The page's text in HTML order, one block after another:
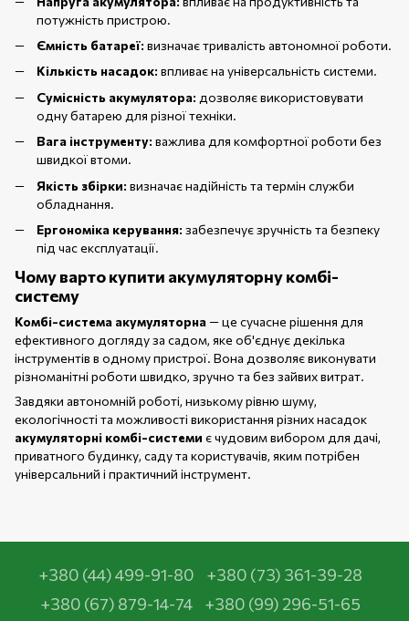
потужність пристрою.
Ємність батареї: визначає тривалість автономної роботи.
Кількість насадок: впливає на універсальність системи.
Сумісність акумулятора: дозволяє використовувати
одну батарею для різної техніки.
Вага інструменту: важлива для комфортної роботи без
швидкої втоми.
Якість збірки: визначає надійність та термін служби
обладнання.
Ергономіка керування: забезпечує зручність та безпеку
під час експлуатації.
Чому варто купити акумуляторну комбі-
систему
Комбі-система акумуляторна— це сучасне рішення для
ефективного догляду за садом, яке об'єднує декілька
інструментів в одному пристрої. Вона дозволяє виконувати
різноманітні роботи швидко, зручно та без зайвих витрат.
Завдяки автономній роботі, низькому рівню шуму,
екологічності та можливості використання різних насадок
акумуляторні комбі-системи є чудовим вибором для дачі,
приватного будинку, саду та користувачів, яким потрібен
універсальний і практичний інструмент.
+380 (44) 499-91-80
+380 (73) 361-39-28
+380 (67) 879-14-74
+380 (99) 296-51-65